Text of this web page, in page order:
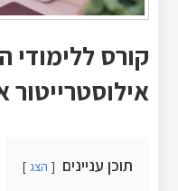
קורס ללימודי
אילוסטרייטור
תוכן עניינים הצג